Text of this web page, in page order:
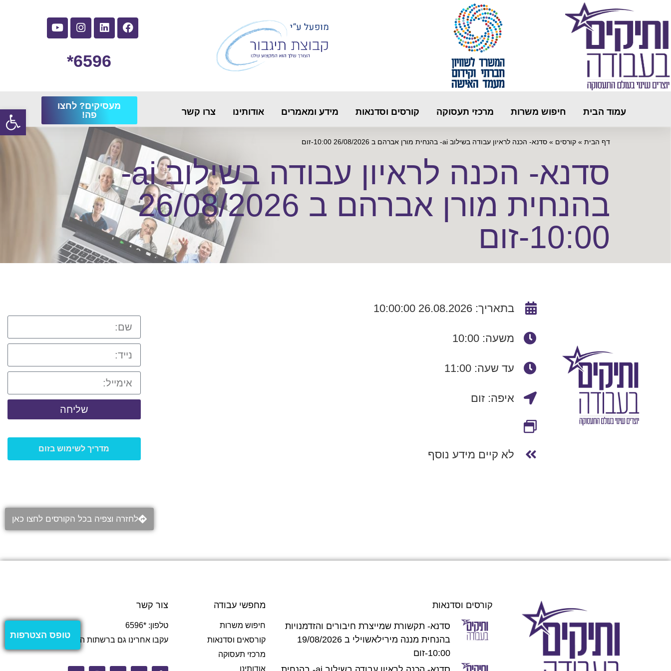
6596*
עמוד הבית חיפוש משרות מרכזי תעסוקה קורסים וסדנאות מידע ומאמרים אודותינו צרו קשר
מעסיקים? לחצו
פה!
דף הבית » קורסים » סדנא- הכנה לראיון עבודה בשילוב ai- בהנחית מורן אברהם ב 26/08/2026 10:00-זום
סדנא- הכנה לראיון עבודה בשילוב ai-
בהנחית מורן אברהם ב 26/08/2026
10:00-זום
בתאריך: 26.08.2026 10:00:00
משעה: 10:00
עד שעה: 11:00
איפה: זום
לא קיים מידע נוסף
שליחה
מדריך לשימוש בזום
לחזרה וצפיה בכל הקורסים לחצו כאן
טופס הצטרפות
קורסים וסדנאות
סדנא- תקשורת שמייצרת חיבורים והזדמנויות
בהנחית מננה מירילאשוילי ב 19/08/2026
10:00-זום
מחפשי עבודה
חיפוש משרות
קורסאים וסדנאות
מרכזי תעסוקה
אודותינו
צור קשר
טלפון: *6596
עקבו אחרינו גם ברשתות החברתיות